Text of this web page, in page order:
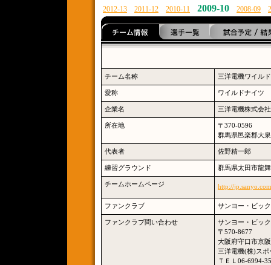
2012-13 2011-12 2010-11 2009-10 2008-09
チーム名称 三洋電機ワイル
愛称 ワイルドナイツ
企業名 三洋電機株式会社
所在地
〒370-0596
群馬県邑楽郡大
代表者 佐野精一郎
練習グラウンド 群馬県太田市龍
チームホームページ http://
ファンクラブ サンヨー・ビッ
ファンクラブ問い合わせ
サンヨー・ビッ
〒570-8677
大阪府守口市京
三洋電機(株)ス
ＴＥＬ06-6994-